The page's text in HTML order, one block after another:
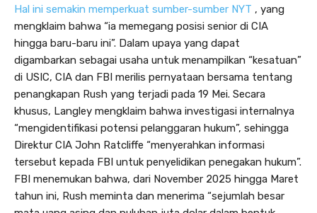
Hal ini semakin memperkuat sumber-sumber NYT , yang
mengklaim bahwa “ia memegang posisi senior di CIA
hingga baru-baru ini”. Dalam upaya yang dapat
digambarkan sebagai usaha untuk menampilkan “kesatuan”
di USIC, CIA dan FBI merilis pernyataan bersama tentang
penangkapan Rush yang terjadi pada 19 Mei. Secara
khusus, Langley mengklaim bahwa investigasi internalnya
“mengidentifikasi potensi pelanggaran hukum”, sehingga
Direktur CIA John Ratcliffe “menyerahkan informasi
tersebut kepada FBI untuk penyelidikan penegakan hukum”.
FBI menemukan bahwa, dari November 2025 hingga Maret
tahun ini, Rush meminta dan menerima “sejumlah besar